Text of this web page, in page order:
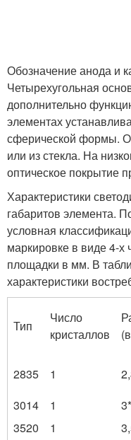
Обозначение анода и
Четырехугольная
дополнительно
элементах
сферической формы.
или из стекла. На
оптическое покрытие
Характеристики
габаритов элемента.
условная
маркировке в виде 4-х
площадки в мм. В
характеристики
Тип
Число
кристаллов
2835 1
3014
1
3520
1